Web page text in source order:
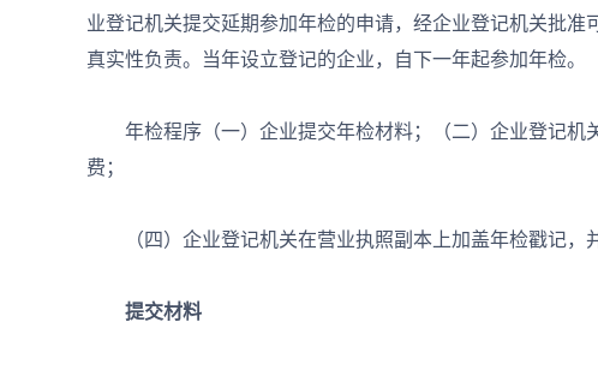
业登记机关提交延期参加年检的申请，经企业登记机关批
真实性负责。当年设立登记的企业，自下一年起参加年检。
年检程序（一）企业提交年检材料；（二）企业登记机
费；
（四）企业登记机关在营业执照副本上加盖年检戳记，并
提交材料